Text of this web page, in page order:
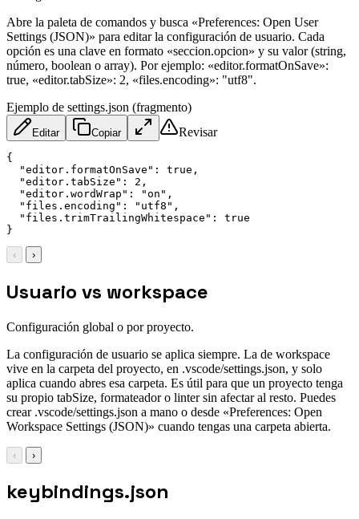
Abre la paleta de comandos y busca «Preferences: Open User
Settings (JSON)» para editar la configuración de usuario. Cada
opción es una clave en formato «seccion.opcion» y su valor (string,
número, boolean o array). Por ejemplo: «editor.formatOnSave»:
true, «editor.tabSize»: 2, «files.encoding»: "utf8".
Ejemplo de settings.json (fragmento)
Editar Copiar Revisar
{
"editor.formatOnSave" : true ,
"editor.tabSize" : 2 ,
"editor.wordWrap" : "on" ,
"files.encoding" : "utf8" ,
"files.trimTrailingWhitespace" :
true
}
‹ ›
Usuario vs workspace
Configuración global o por proyecto.
La configuración de usuario se aplica siempre. La de workspace
vive en la carpeta del proyecto, en .vscode/settings.json, y solo
aplica cuando abres esa carpeta. Es útil para que un proyecto tenga
su propio tabSize, formateador o linter sin afectar al resto. Puedes
crear .vscode/settings.json a mano o desde «Preferences: Open
Workspace Settings (JSON)» cuando tengas una carpeta abierta.
‹ ›
keybindings.json